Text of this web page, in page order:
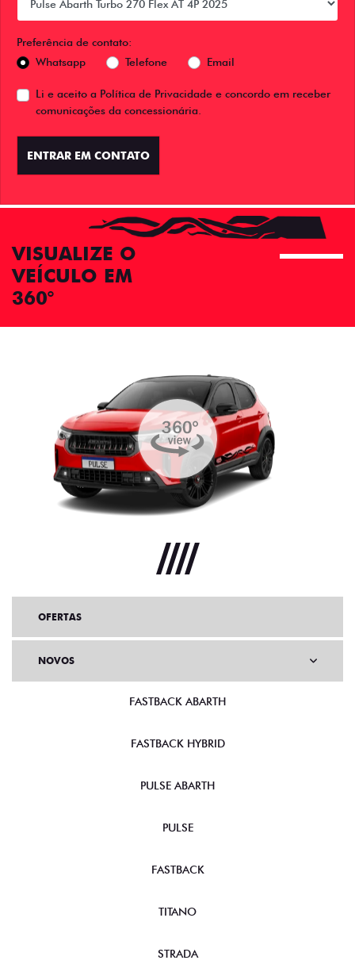
Preferência de contato:
Whatsapp
Telefone Email
Li e aceito a Política de Privacidade e concordo em receber
comunicações da concessionária.
ENTRAR EM CONTATO
VISUALIZE O
VEÍCULO EM
360°
OFERTAS
NOVOS
FASTBACK ABARTH
FASTBACK HYBRID
PULSE ABARTH
PULSE
FASTBACK
TITANO
STRADA